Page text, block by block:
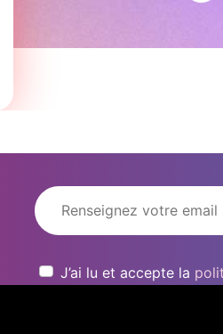
J’ai lu et accepte la